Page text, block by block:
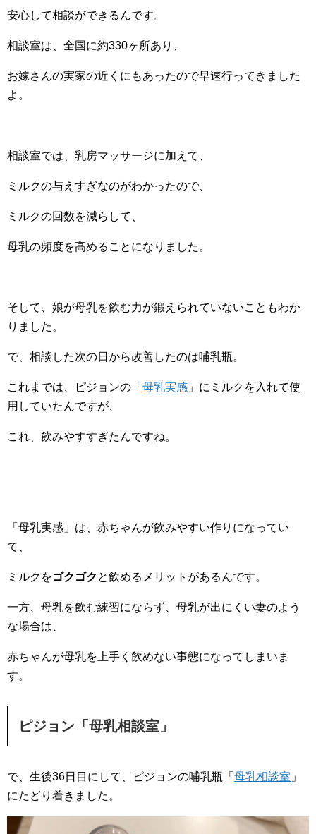
安心して相談ができるんです。
相談室は、全国に約330ヶ所あり、
お嫁さんの実家の近くにもあったので早速行ってきました
よ。
相談室では、乳房マッサージに加えて、
ミルクの与えすぎなのがわかったので、
ミルクの回数を減らして、
母乳の頻度を高めることになりました。
そして、娘が母乳を飲む力が鍛えられていないこともわか
りました。
で、相談した次の日から改善したのは哺乳瓶。
これまでは、ピジョンの「 母乳実感 」にミルクを入れて使
用していたんですが、
これ、飲みやすすぎたんですね。
「母乳実感」は、赤ちゃんが飲みやすい作りになってい
て、
ミルクをゴクゴク と飲めるメリットがあるんです。
一方、母乳を飲む練習にならず、母乳が出にくい妻のよう
な場合は、
赤ちゃんが母乳を上手く飲めない事態になってしまいま
す。
ピジョン「母乳相談室」
で、生後36日目にして、ピジョンの哺乳瓶「 母乳相談室 」
にたどり着きました。